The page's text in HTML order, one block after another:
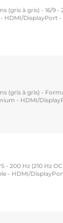
(gris à gris) - 16/9 -
- HDMI/DisplayPort
(gris à gris) -
- HDMI/
- 200 Hz (210 Hz
- HDMI/